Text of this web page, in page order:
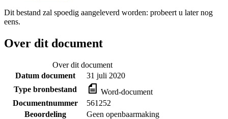
Dit bestand zal spoedig aangeleverd worden: probeert u later nog
eens.
Over dit document
Over dit document
Datum document
31 juli 2020
Type bronbestand
Word-document
Documentnummer
561252
Beoordeling
Geen openbaarmaking